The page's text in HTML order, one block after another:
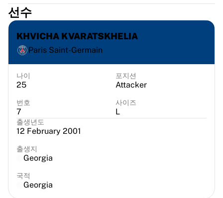
LA 클리퍼스
NBA 전체 보기
주요 유럽 팀
베식타시 게인
페네르바체 바스켓볼
슬로베니아
비르투스 볼로냐
구에리 나폴리
기타 스포츠
사이클링
팀 비스마 | 리스 어 바이크
넷컴퍼니 이네오스
EF 에듀케이션
팀 제이코 알울라
사이클링 전체 보기
선수
KHVICHA KVARATSKHELIA
Paris Saint-Germain
나이
25
포지션
Attacker
번호
7
사이즈
L
출생년도
12 February 2001
출생지
Georgia
국적
Georgia